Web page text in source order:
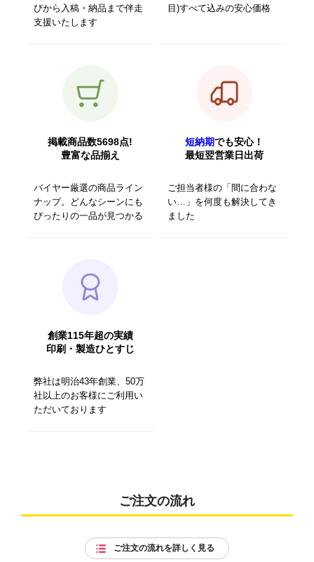
びから入稿・納品まで伴走
支援いたします
目)すべて込みの安心価格
掲載商品数5698点!
豊富な品揃え
バイヤー厳選の商品ライン
ナップ。どんなシーンにも
ぴったりの一品が見つかる
短納期でも安心！
最短翌営業日出荷
ご担当者様の「間に合わな
い…」を何度も解決してき
ました
創業115年超の実績
印刷・製造ひとすじ
弊社は明治43年創業、50万
社以上のお客様にご利用い
ただいております
ご注文の流れ
ご注文の流れを詳しく見る